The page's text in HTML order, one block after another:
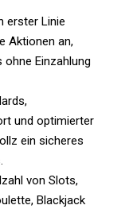
erster Linie
Aktionen an,
Einzahlung
und optimierter
ein sicheres
von Slots,
Blackjack